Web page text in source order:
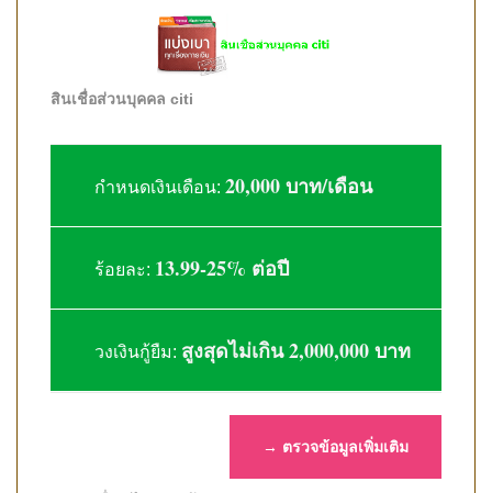
สินเชื่อส่วนบุคคล citi
กำหนดเงินเดือน: 20,000 บาท/เดือน
ร้อยละ: 13.99-25% ต่อปี
วงเงินกู้ยืม: สูงสุดไม่เกิน 2,000,000 บาท
→ ตรวจข้อมูลเพิ่มเติม